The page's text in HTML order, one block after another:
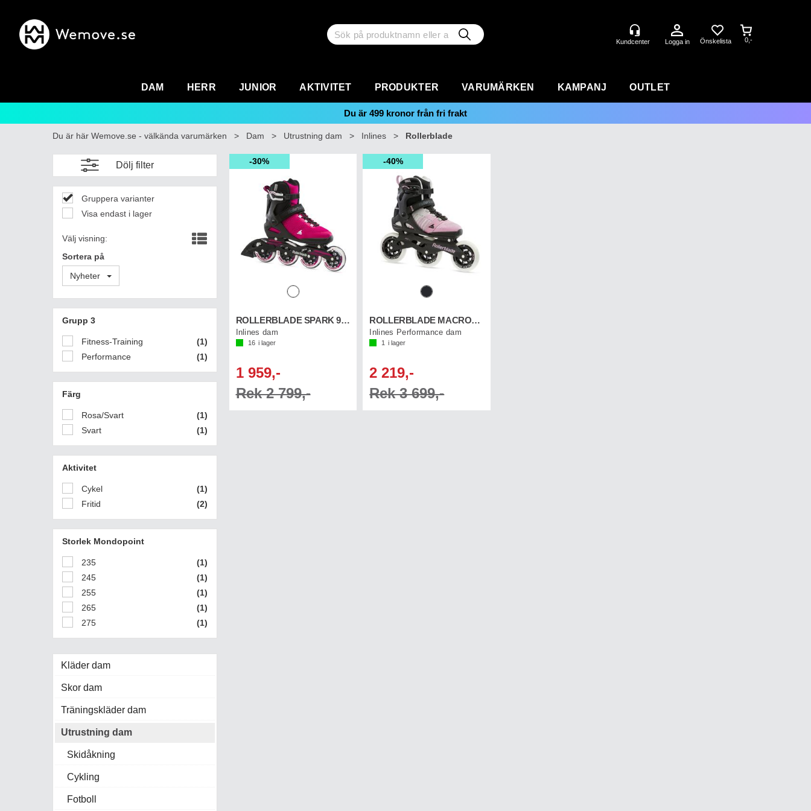
Logga in 0,-
DAM HERR JUNIOR AKTIVITET PRODUKTER VARUMÄRKEN KAMPANJ OUTLET
Du är 499 kronor från fri frakt
Du är här Wemove.se - välkända varumärken > Dam > Utrustning dam > Inlines > Rollerblade
Dölj filter
Gruppera varianter
Visa endast i lager
Välj visning:
Sortera på
Nyheter
Grupp 3
Fitness-Training
(1)
Performance
(1)
Färg
Rosa/Svart
(1)
Svart
(1)
Aktivitet
Cykel
(1)
Fritid
(2)
Storlek Mondopoint
235
(1)
245
(1)
255
(1)
265
(1)
275
(1)
Kläder dam
Skor dam
Träningskläder dam
Utrustning dam
Skidåkning
Cykling
Fotboll
30%
ROLLERBLADE SPARK 90 W
Inlines dam
16 i lager
1 959,-
Rek 2 799,-
40%
ROLLERBLADE MACROBL.110 3WD W
Inlines Performance dam
1 i lager
2 219,-
Rek 3 699,-